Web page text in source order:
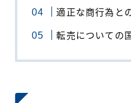
適正な商行為と
転売についての